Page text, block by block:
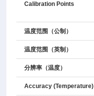
Calibration Points
温度范围（公制）
温度范围（英制）
分辨率（温度）
Accuracy (Temperature)